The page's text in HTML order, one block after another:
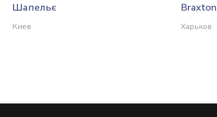
Шапельє
Киев
Braxton
Харьков